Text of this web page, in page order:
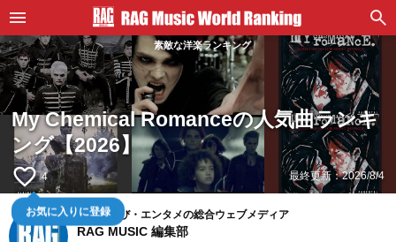
素敵な洋楽ランキング
My Chemical Romanceの人気曲ランキ
ング【2026】
favorite_border 4
お気に入りに登録
最終更新：2026/8/4
音楽・遊び・エンタメの総合ウェブメディア
RAG MUSIC 編集部